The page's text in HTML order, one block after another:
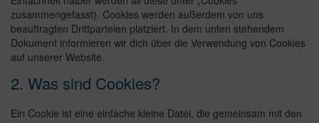
zusammengefasst). Cookies werden außerdem von uns
beauftragten Drittparteien platziert. In dem unten stehendem
Dokument informieren wir dich über die Verwendung von Cookies
auf unserer Website.
2. Was sind Cookies?
Ein Cookie ist eine einfache kleine Datei, die gemeinsam mit den